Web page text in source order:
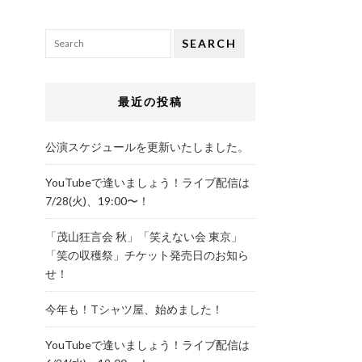
SEARCH
最近の投稿
公演スケジュールを更新いたしました。
YouTubeで逢いましょう！ライブ配信は
7/28(火)、19:00〜！
「茂山狂言会 秋」「笑えない会 東京」
「笑の収穫祭」チケット発売日のお知ら
せ！
今年も！Tシャツ屋、始めました！
YouTubeで逢いましょう！ライブ配信は